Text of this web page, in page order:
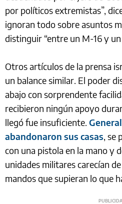
por políticos extremistas”,
ignoran todo sobre asuntos
distinguir “entre un M-16 y un
Otros artículos de la prensa
un balance similar. El poder
abajo con sorprendente
recibieron ningún apoyo
llegó fue insuficiente.
abandonaron sus casas, se
con una pistola en la mano y
unidades militares carecían
mandos que supieran lo que